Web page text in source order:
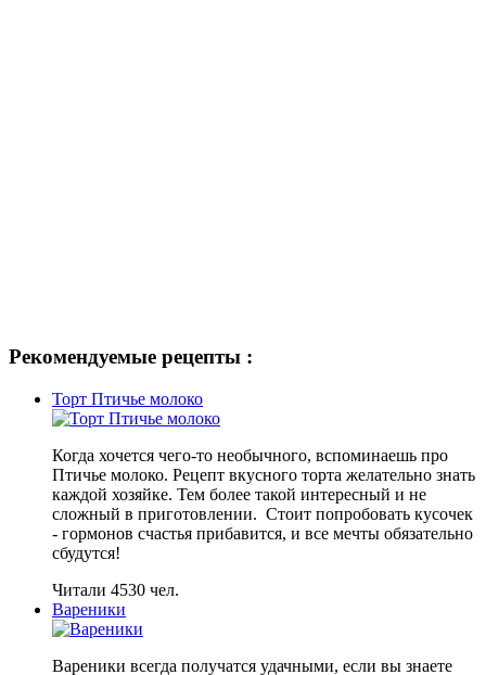
Рекомендуемые рецепты :
Торт Птичье молоко
Когда хочется чего-то необычного, вспоминаешь про
Птичье молоко. Рецепт вкусного торта желательно знать
каждой хозяйке. Тем более такой интересный и не
сложный в приготовлении. Стоит попробовать кусочек
- гормонов счастья прибавится, и все мечты обязательно
сбудутся!
Читали 4530 чел.
Вареники
Вареники всегда получатся удачными, если вы знаете